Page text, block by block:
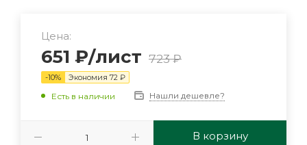
Цена:
651 ₽/лист 723₽
-10% Экономия 72 ₽
Есть в наличии Нашли дешевле?
В корзину